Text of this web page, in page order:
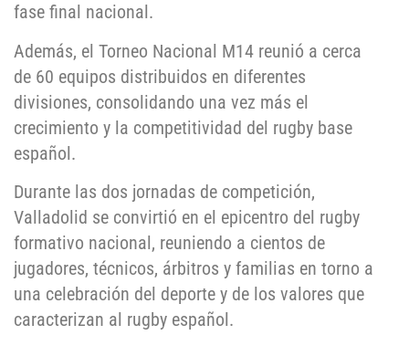
fase final nacional.
Además, el Torneo Nacional M14 reunió a cerca
de 60 equipos distribuidos en diferentes
divisiones, consolidando una vez más el
crecimiento y la competitividad del rugby base
español.
Durante las dos jornadas de competición,
Valladolid se convirtió en el epicentro del rugby
formativo nacional, reuniendo a cientos de
jugadores, técnicos, árbitros y familias en torno a
una celebración del deporte y de los valores que
caracterizan al rugby español.